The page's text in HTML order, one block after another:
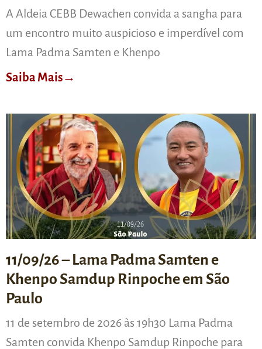
A Aldeia CEBB Dewachen convida a sangha para
um encontro muito auspicioso e imperdível com
Lama Padma Samten e Khenpo
Saiba Mais→
11/09/26 – Lama Padma Samten e
Khenpo Samdup Rinpoche em São
Paulo
11 de setembro de 2026 às 19h30 Lama Padma
Samten convida Khenpo Samdup Rinpoche para